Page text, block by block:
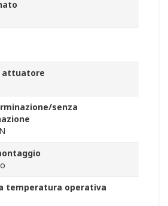
attuatore
senza
temperatura operativa